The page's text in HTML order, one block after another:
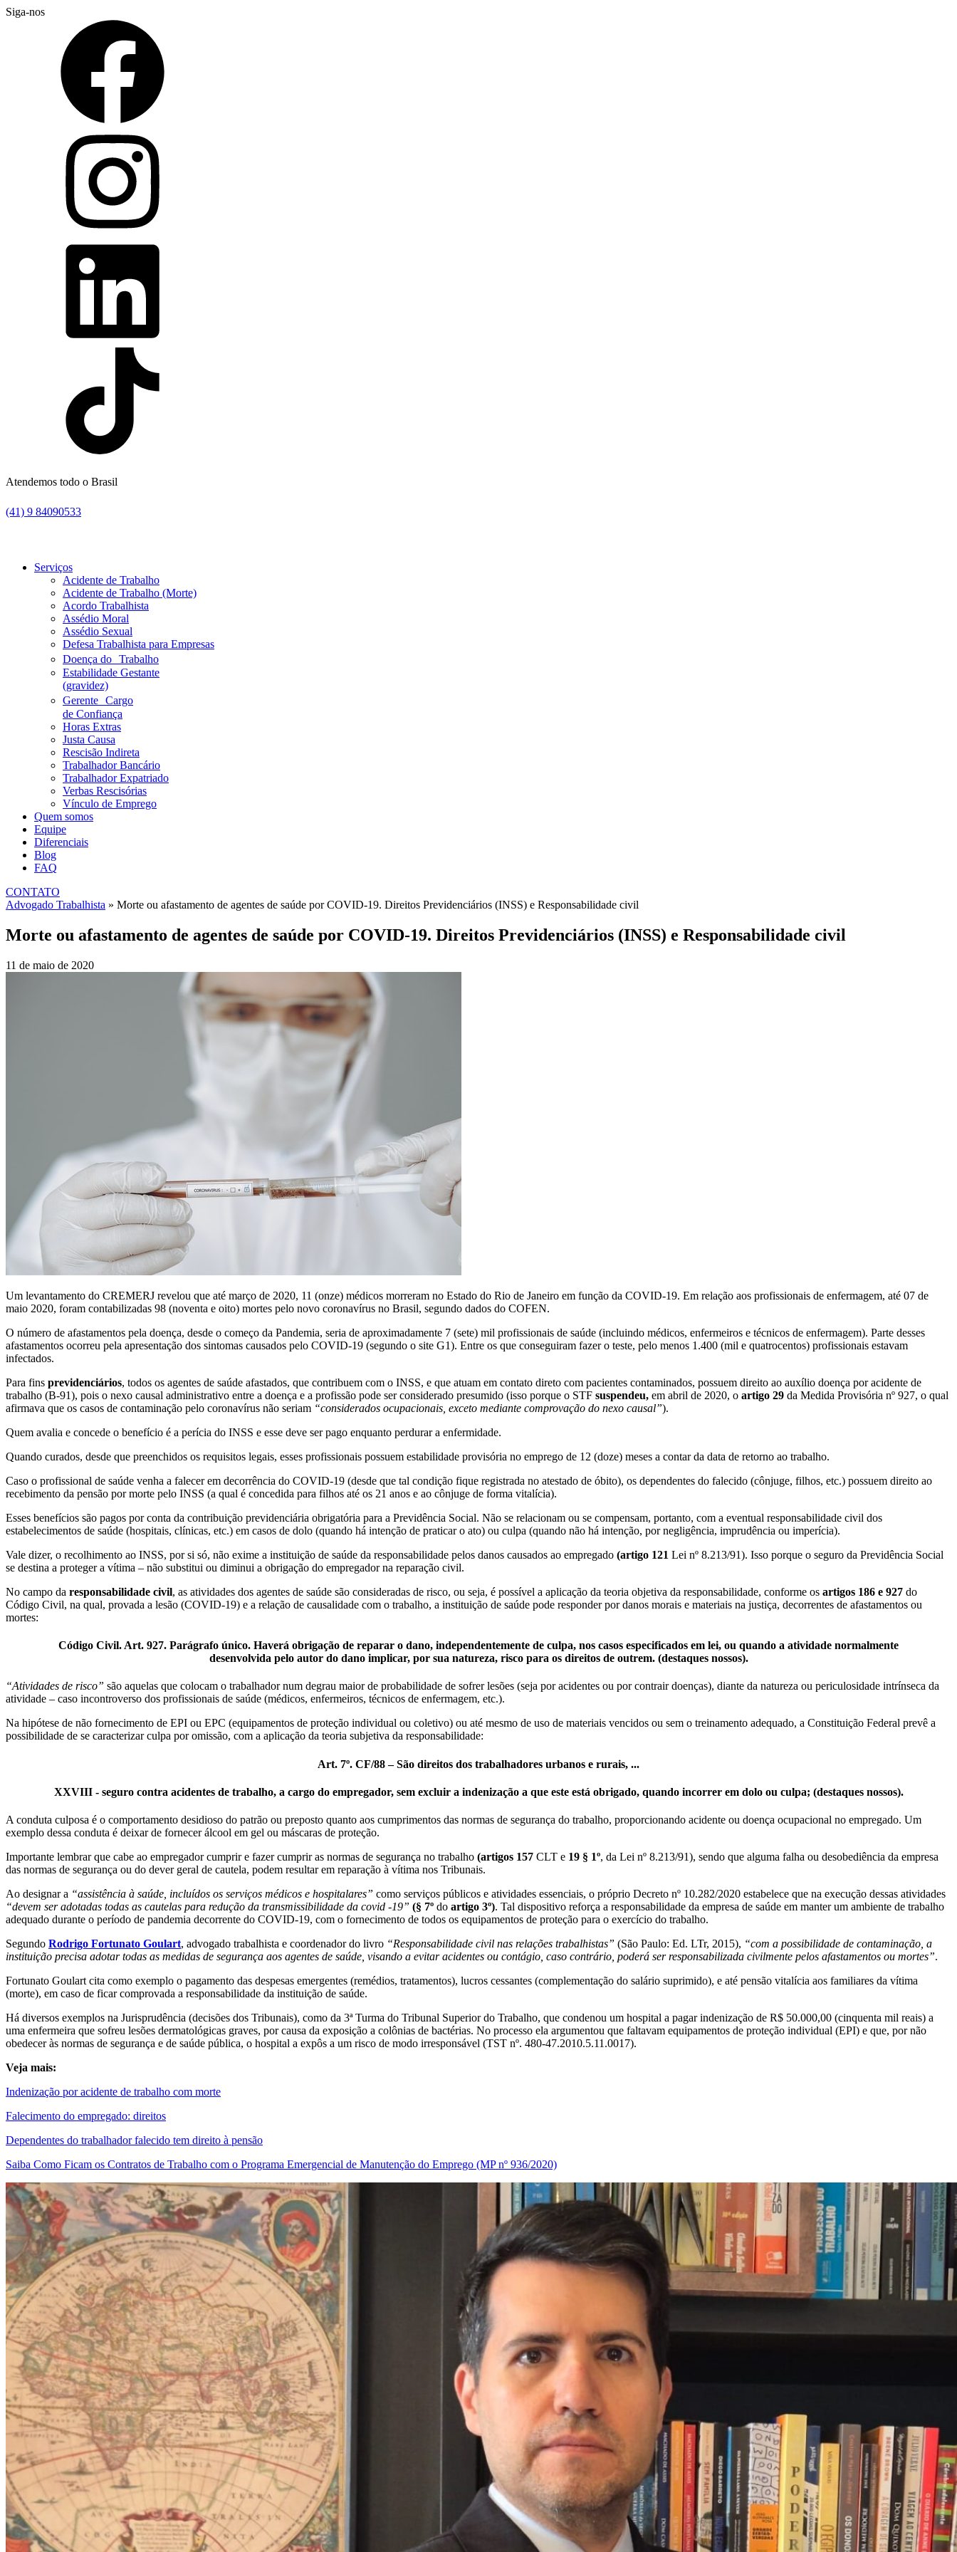
Siga-nos
Atendemos todo o Brasil
(41) 9 84090533
Serviços
Acidente de Trabalho
Acidente de Trabalho (Morte)
Acordo Trabalhista
Assédio Moral
Assédio Sexual
Defesa Trabalhista para Empresas
Doença do Trabalho
Estabilidade Gestante
(gravidez)
Gerente Cargo
de Confiança
Horas Extras
Justa Causa
Rescisão Indireta
Trabalhador Bancário
Trabalhador Expatriado
Verbas Rescisórias
Vínculo de Emprego
Quem somos
Equipe
Diferenciais
Blog
FAQ
CONTATO
Advogado Trabalhista » Morte ou afastamento de agentes de saúde por COVID-19. Direitos Previdenciários (INSS) e Responsabilidade civil
Morte ou afastamento de agentes de saúde por COVID-19. Direitos Previdenciários (INSS) e Responsabilidade civil
11 de maio de 2020
Um levantamento do CREMERJ revelou que até março de 2020, 11 (onze) médicos morreram no Estado do Rio de Janeiro em função da COVID-19. Em relação aos profissionais de enfermagem, até 07 de
maio 2020, foram contabilizadas 98 (noventa e oito) mortes pelo novo coronavírus no Brasil, segundo dados do COFEN.
O número de afastamentos pela doença, desde o começo da Pandemia, seria de aproximadamente 7 (sete) mil profissionais de saúde (incluindo médicos, enfermeiros e técnicos de enfermagem). Parte desses
afastamentos ocorreu pela apresentação dos sintomas causados pelo COVID-19 (segundo o site G1). Entre os que conseguiram fazer o teste, pelo menos 1.400 (mil e quatrocentos) profissionais estavam
infectados.
Para fins previdenciários, todos os agentes de saúde afastados, que contribuem com o INSS, e que atuam em contato direto com pacientes contaminados, possuem direito ao auxílio doença por acidente de
trabalho (B-91), pois o nexo causal administrativo entre a doença e a profissão pode ser considerado presumido (isso porque o STF suspendeu, em abril de 2020, o artigo 29 da Medida Provisória nº 927, o qual
afirmava que os casos de contaminação pelo coronavírus não seriam “considerados ocupacionais, exceto mediante comprovação do nexo causal”).
Quem avalia e concede o benefício é a perícia do INSS e esse deve ser pago enquanto perdurar a enfermidade.
Quando curados, desde que preenchidos os requisitos legais, esses profissionais possuem estabilidade provisória no emprego de 12 (doze) meses a contar da data de retorno ao trabalho.
Caso o profissional de saúde venha a falecer em decorrência do COVID-19 (desde que tal condição fique registrada no atestado de óbito), os dependentes do falecido (cônjuge, filhos, etc.) possuem direito ao
recebimento da pensão por morte pelo INSS (a qual é concedida para filhos até os 21 anos e ao cônjuge de forma vitalícia).
Esses benefícios são pagos por conta da contribuição previdenciária obrigatória para a Previdência Social. Não se relacionam ou se compensam, portanto, com a eventual responsabilidade civil dos
estabelecimentos de saúde (hospitais, clínicas, etc.) em casos de dolo (quando há intenção de praticar o ato) ou culpa (quando não há intenção, por negligência, imprudência ou imperícia).
Vale dizer, o recolhimento ao INSS, por si só, não exime a instituição de saúde da responsabilidade pelos danos causados ao empregado (artigo 121 Lei nº 8.213/91). Isso porque o seguro da Previdência Social
se destina a proteger a vítima – não substitui ou diminui a obrigação do empregador na reparação civil.
No campo da responsabilidade civil, as atividades dos agentes de saúde são consideradas de risco, ou seja, é possível a aplicação da teoria objetiva da responsabilidade, conforme os artigos 186 e 927 do
Código Civil, na qual, provada a lesão (COVID-19) e a relação de causalidade com o trabalho, a instituição de saúde pode responder por danos morais e materiais na justiça, decorrentes de afastamentos ou
mortes:
Código Civil. Art. 927. Parágrafo único. Haverá obrigação de reparar o dano, independentemente de culpa, nos casos especificados em lei, ou quando a atividade normalmente
desenvolvida pelo autor do dano implicar, por sua natureza, risco para os direitos de outrem. (destaques nossos).
“Atividades de risco” são aquelas que colocam o trabalhador num degrau maior de probabilidade de sofrer lesões (seja por acidentes ou por contrair doenças), diante da natureza ou periculosidade intrínseca da
atividade – caso incontroverso dos profissionais de saúde (médicos, enfermeiros, técnicos de enfermagem, etc.).
Na hipótese de não fornecimento de EPI ou EPC (equipamentos de proteção individual ou coletivo) ou até mesmo de uso de materiais vencidos ou sem o treinamento adequado, a Constituição Federal prevê a
possibilidade de se caracterizar culpa por omissão, com a aplicação da teoria subjetiva da responsabilidade:
Art. 7º. CF/88 – São direitos dos trabalhadores urbanos e rurais, ...
XXVIII - seguro contra acidentes de trabalho, a cargo do empregador, sem excluir a indenização a que este está obrigado, quando incorrer em dolo ou culpa; (destaques nossos).
A conduta culposa é o comportamento desidioso do patrão ou preposto quanto aos cumprimentos das normas de segurança do trabalho, proporcionando acidente ou doença ocupacional no empregado. Um
exemplo dessa conduta é deixar de fornecer álcool em gel ou máscaras de proteção.
Importante lembrar que cabe ao empregador cumprir e fazer cumprir as normas de segurança no trabalho (artigos 157 CLT e 19 § 1º, da Lei nº 8.213/91), sendo que alguma falha ou desobediência da empresa
das normas de segurança ou do dever geral de cautela, podem resultar em reparação à vítima nos Tribunais.
Ao designar a “assistência à saúde, incluídos os serviços médicos e hospitalares” como serviços públicos e atividades essenciais, o próprio Decreto nº 10.282/2020 estabelece que na execução dessas atividades
“devem ser adotadas todas as cautelas para redução da transmissibilidade da covid -19” (§ 7º do artigo 3º). Tal dispositivo reforça a responsabilidade da empresa de saúde em manter um ambiente de trabalho
adequado durante o período de pandemia decorrente do COVID-19, com o fornecimento de todos os equipamentos de proteção para o exercício do trabalho.
Segundo Rodrigo Fortunato Goulart, advogado trabalhista e coordenador do livro “Responsabilidade civil nas relações trabalhistas” (São Paulo: Ed. LTr, 2015), “com a possibilidade de contaminação, a
instituição precisa adotar todas as medidas de segurança aos agentes de saúde, visando a evitar acidentes ou contágio, caso contrário, poderá ser responsabilizada civilmente pelos afastamentos ou mortes”.
Fortunato Goulart cita como exemplo o pagamento das despesas emergentes (remédios, tratamentos), lucros cessantes (complementação do salário suprimido), e até pensão vitalícia aos familiares da vítima
(morte), em caso de ficar comprovada a responsabilidade da instituição de saúde.
Há diversos exemplos na Jurisprudência (decisões dos Tribunais), como da 3ª Turma do Tribunal Superior do Trabalho, que condenou um hospital a pagar indenização de R$ 50.000,00 (cinquenta mil reais) a
uma enfermeira que sofreu lesões dermatológicas graves, por causa da exposição a colônias de bactérias. No processo ela argumentou que faltavam equipamentos de proteção individual (EPI) e que, por não
obedecer às normas de segurança e de saúde pública, o hospital a expôs a um risco de modo irresponsável (TST nº. 480-47.2010.5.11.0017).
Veja mais:
Indenização por acidente de trabalho com morte
Falecimento do empregado: direitos
Dependentes do trabalhador falecido tem direito à pensão
Saiba Como Ficam os Contratos de Trabalho com o Programa Emergencial de Manutenção do Emprego (MP nº 936/2020)